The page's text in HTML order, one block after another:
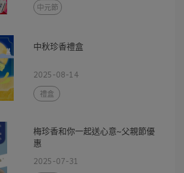
中元節
中秋珍香禮盒
2025-08-14
禮盒
梅珍香和你一起送心意~父親節優
惠
2025-07-31